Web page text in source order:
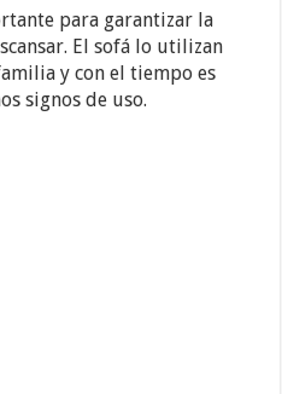
para garantizar la
El sofá lo utilizan
y con el tiempo es
signos de uso.